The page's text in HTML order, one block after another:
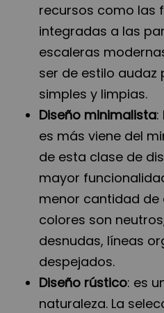
recursos como las
integradas a las
escaleras
ser de estilo audaz
simples y limpias.
Diseño minimalista:
es más viene del
de esta clase de
mayor
menor cantidad de
colores son
desnudas, líneas
despejados.
Diseño rústico: es
naturaleza. La